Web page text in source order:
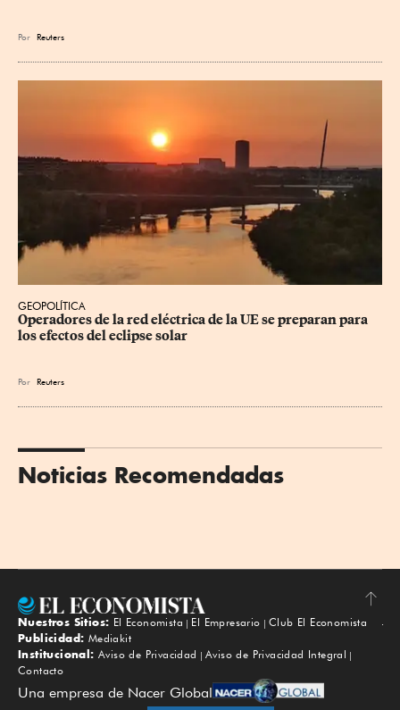
Por Reuters
GEOPOLÍTICA
Operadores de la red eléctrica de la UE se preparan para
los efectos del eclipse solar
Por Reuters
Noticias Recomendadas
Subir
Nuestros Sitios: El Economista El Empresario
Club El Economista
Publicidad: Mediakit
Institucional: Aviso de Privacidad
Aviso de Privacidad Integral
Contacto
Una empresa de Nacer Global